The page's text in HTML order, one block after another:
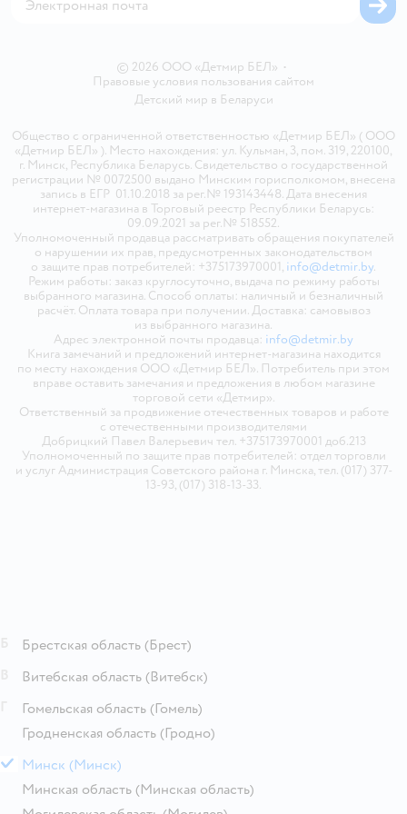
© 2026 ООО «Детмир БЕЛ» •
Правовые условия пользования сайтом
Детский мир в Беларуси
Общество с ограниченной ответственностью «Детмир БЕЛ» ( ООО
«Детмир БЕЛ» ). Место нахождения: ул. Кульман, 3, пом. 319, 220100,
г. Минск, Республика Беларусь. Свидетельство о государственной
регистрации № 0072500 выдано Минским горисполкомом, внесена
запись в ЕГР 01.10.2018 за рег.№ 193143448. Дата внесения
интернет-магазина в Торговый реестр Республики Беларусь:
09.09.2021 за рег.№ 518552.
Уполномоченный продавца рассматривать обращения покупателей
о нарушении их прав, предусмотренных законодательством
о защите прав потребителей: +375173970001, info@detmir.by.
Режим работы: заказ круглосуточно, выдача по режиму работы
выбранного магазина. Способ оплаты: наличный и безналичный
расчёт. Оплата товара при получении. Доставка: самовывоз
из выбранного магазина.
Адрес электронной почты продавца: info@detmir.by
Книга замечаний и предложений интернет-магазина находится
по месту нахождения ООО «Детмир БЕЛ». Потребитель при этом
вправе оставить замечания и предложения в любом магазине
торговой сети «Детмир».
Ответственный за продвижение отечественных товаров и работе
с отечественными производителями
Добрицкий Павел Валерьевич тел. +375173970001 доб.213
Уполномоченный по защите прав потребителей: отдел торговли
и услуг Администрация Советского района г. Минска, тел. (017) 377-
13-93, (017) 318-13-33.
Брестская область (Брест)
Витебская область (Витебск)
Гомельская область (Гомель)
Гродненская область (Гродно)
М Минск (Минск)
Минская область (Минская область)